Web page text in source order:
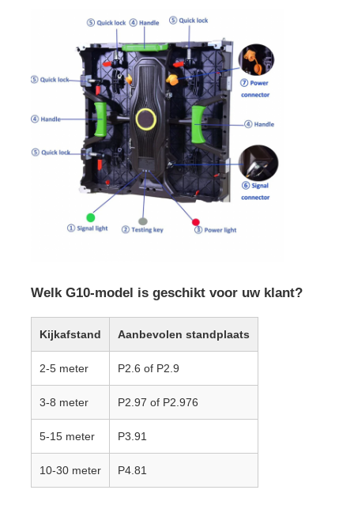
Welk G10-model is geschikt voor uw klant?
Kijkafstand Aanbevolen standplaats
2-5 meter P2.6 of P2.9
3-8 meter P2.97 of P2.976
5-15 meter P3.91
10-30 meter P4.81